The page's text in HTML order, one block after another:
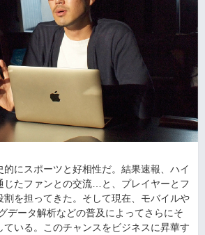
的にスポーツと好相性だ。結果速報、ハイ
じたファンとの交流…と、プレイヤーとフ
割を担ってきた。そして現在、モバイルや
データ解析などの普及によってさらにそ
いる。このチャンスをビジネスに昇華す